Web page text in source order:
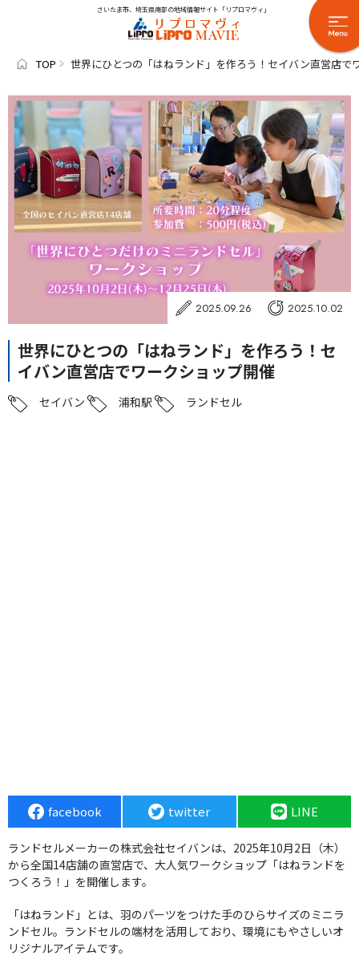
さいたま市、埼玉県南部の地域情報サイト「リプロマヴィ」
TOP 世界にひとつの「はねランド」を作ろう！セイバン直営店で
2025.09.26 2025.10.02
世界にひとつの「はねランド」を作ろう！セ
イバン直営店でワークショップ開催
セイバン 浦和駅 ランドセル
facebook twitter LINE
ランドセルメーカーの株式会社セイバンは、2025年10月2日（木）
から全国14店舗の直営店で、大人気ワークショップ「はねランドを
つくろう！」を開催します。
「はねランド」とは、羽のパーツをつけた手のひらサイズのミニラ
ンドセル。ランドセルの端材を活用しており、環境にもやさしいオ
リジナルアイテムです。